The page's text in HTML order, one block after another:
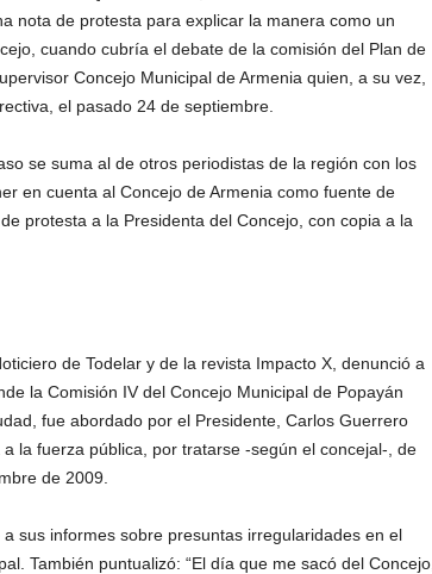
nota de protesta para explicar la manera como un
cuando cubría el debate de la comisión del Plan de
Concejo Municipal de Armenia quien, a su vez,
el pasado 24 de septiembre.
se suma al de otros periodistas de la región con los
en cuenta al Concejo de Armenia como fuente de
protesta a la Presidenta del Concejo, con copia a la
de Todelar y de la revista Impacto X, denunció a
la Comisión IV del Concejo Municipal de Popayán
fue abordado por el Presidente, Carlos Guerrero
la fuerza pública, por tratarse -según el concejal-, de
de 2009.
sus informes sobre presuntas irregularidades en el
También puntualizó: “El día que me sacó del Concejo,